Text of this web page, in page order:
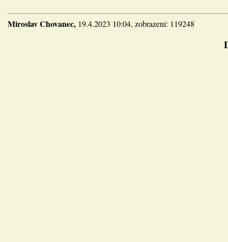
Miroslav Chovanec, 19.4.2023 10:04, zobrazení: 119248